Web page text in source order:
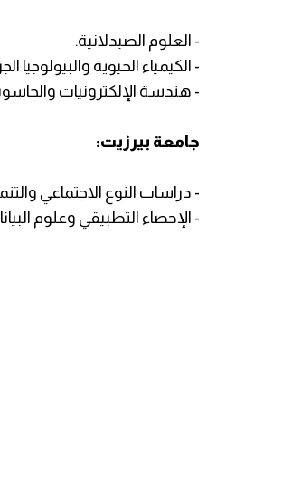
- العلوم الصيدلانية.
- الكيمياء الحيوية والبيولوجيا
- هندسة الإلكترونيات
جامعة بيرزيت:
- دراسات النوع الاجتماعي
- الإحصاء التطبيقي وعلوم